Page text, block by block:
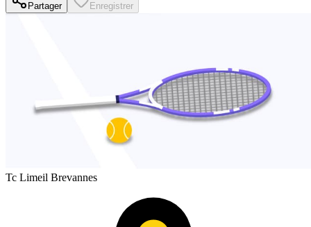
Partager Enregistrer
Tc Limeil Brevannes